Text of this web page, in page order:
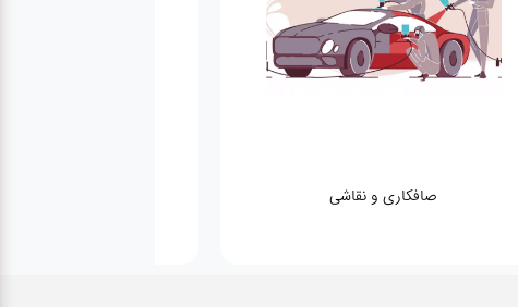
صافکاری و نقاشی